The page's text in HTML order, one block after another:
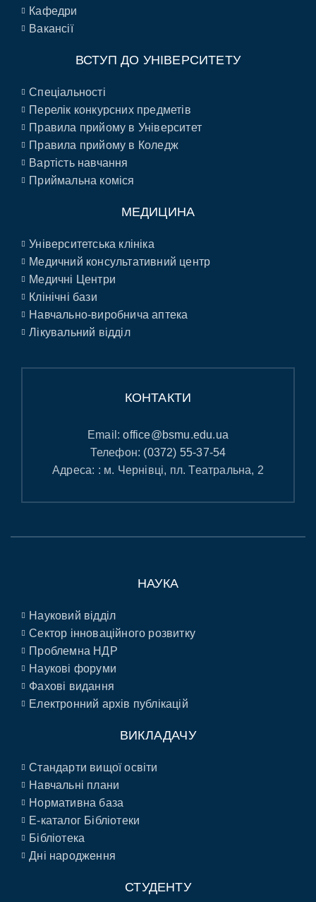
Кафедри
Вакансії
ВСТУП ДО УНІВЕРСИТЕТУ
Спеціальності
Перелік конкурсних предметів
Правила прийому в Університет
Правила прийому в Коледж
Вартість навчання
Приймальна коміся
МЕДИЦИНА
Університетська клініка
Медичний консультативний центр
Медичні Центри
Клінічні бази
Навчально-виробнича аптека
Лікувальний відділ
КОНТАКТИ
Email:office@bsmu.edu.ua
Телефон: (0372) 55-37-54
Адреса: : м. Чернівці, пл. Театральна, 2
НАУКА
Науковий відділ
Сектор інноваційного розвитку
Проблемна НДР
Наукові форуми
Фахові видання
Електронний архів публікацій
ВИКЛАДАЧУ
Стандарти вищої освіти
Навчальні плани
Нормативна база
E-каталог Бібліотеки
Бібліотека
Дні народження
СТУДЕНТУ